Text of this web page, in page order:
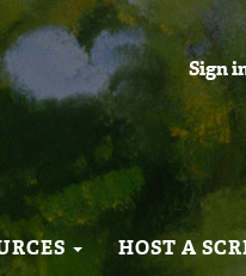
Sign
HOST A